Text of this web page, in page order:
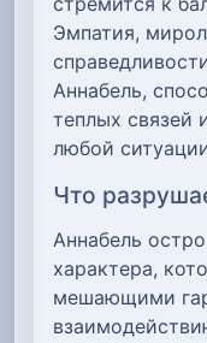
Эмпатия,
Аннабель,
теплых связей
любой
Что
Аннабель
характера,
мешающими